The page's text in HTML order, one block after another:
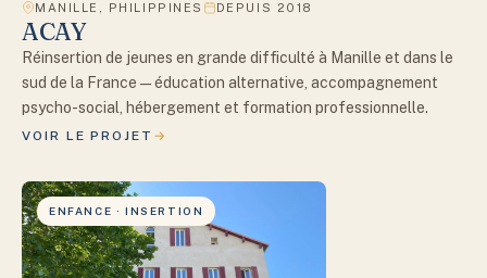
MANILLE, PHILIPPINES DEPUIS 2018
ACAY
Réinsertion de jeunes en grande difficulté à Manille et dans le
sud de la France — éducation alternative, accompagnement
psycho-social, hébergement et formation professionnelle.
VOIR LE PROJET
ENFANCE · INSERTION